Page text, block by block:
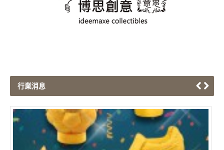
行業消息
端午節紀念禮品系列
2018/03/21 101